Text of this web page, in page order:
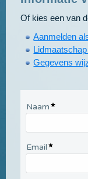
Of kies een van
Aanmelden
Gegevens
Naam
Email